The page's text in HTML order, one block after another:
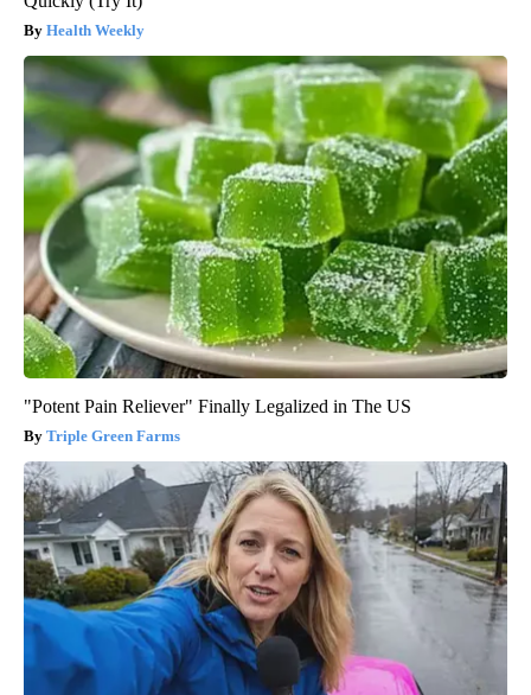
Health Weekly
"Potent Pain Reliever" Finally Legalized in The US
Triple Green Farms